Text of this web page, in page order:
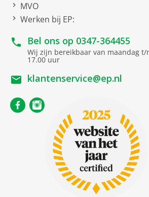
MVO
Werken bij EP:
Bel ons op 0347-364455
Wij zijn bereikbaar van maandag t/
17.00 uur
klantenservice@ep.nl